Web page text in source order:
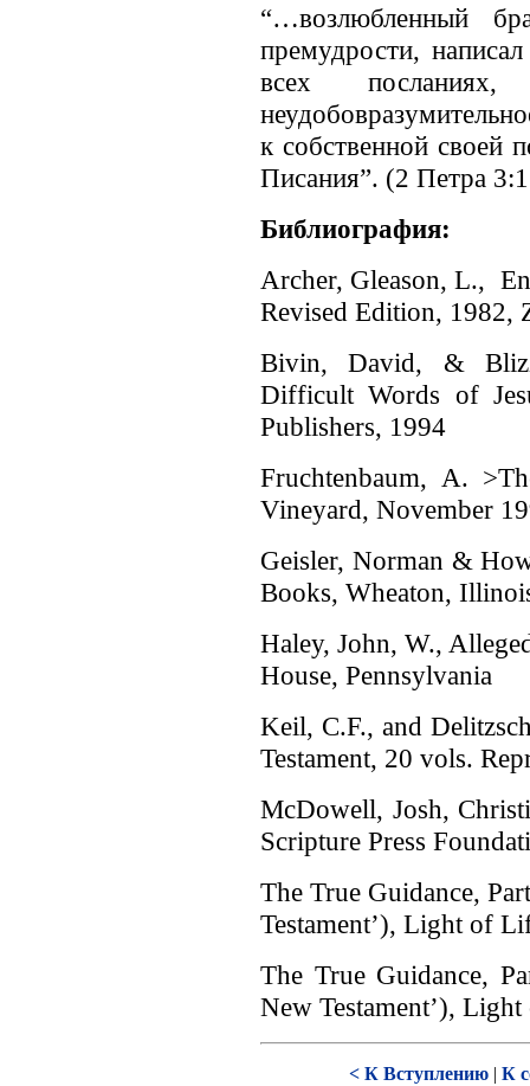
“…возлюбленный
премудрости,
всех
к собственной своей
Писания”. (2 Петра
Библиография:
Archer, Gleason, L.,
Revised Edition, 1982,
Bivin, David, &
Difficult Words of
Publishers, 1994
Fruchtenbaum, A.
Vineyard, November
Geisler, Norman &
Books, Wheaton,
Haley, John, W.,
House, Pennsylvania
Keil, C.F., and
Testament, 20 vols.
McDowell, Josh,
Scripture Press
The True Guidance,
Testament’), Light of
The True Guidance,
New Testament’),
< К Вступлению | К